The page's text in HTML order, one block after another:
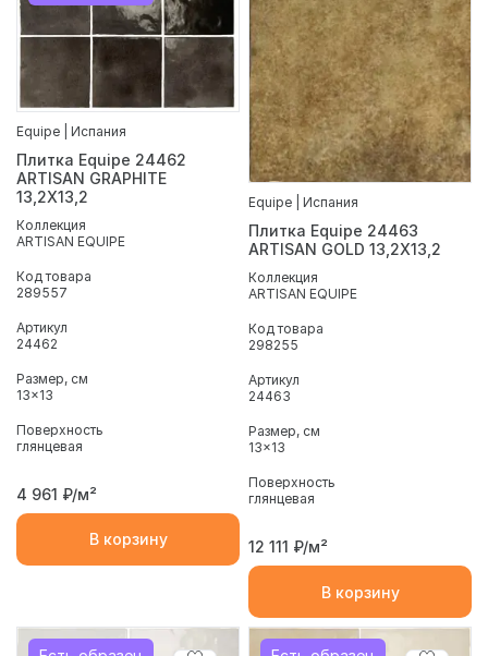
Equipe | Испания
Плитка Equipe 24462
ARTISAN GRAPHITE
13,2X13,2
Коллекция
ARTISAN EQUIPE
Код товара
289557
Артикул
24462
Размер, см
13x13
Поверхность
глянцевая
4 961 ₽/м²
В корзину
Equipe | Испания
Плитка Equipe 24463
ARTISAN GOLD 13,2X13,2
Коллекция
ARTISAN EQUIPE
Код товара
298255
Артикул
24463
Размер, см
13x13
Поверхность
глянцевая
12 111 ₽/м²
В корзину